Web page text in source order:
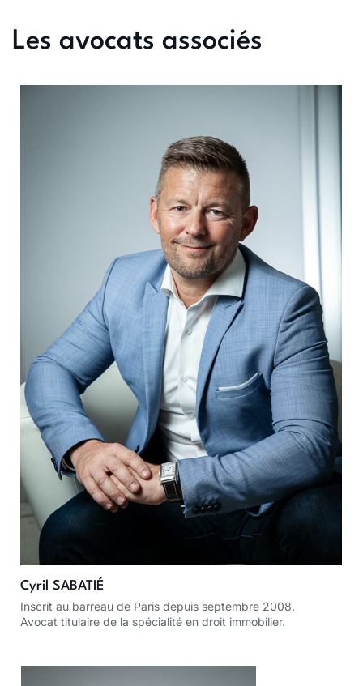
Les avocats associés
Cyril SABATIÉ
Inscrit au barreau de Paris depuis septembre 2008.
Avocat titulaire de la spécialité en droit immobilier.